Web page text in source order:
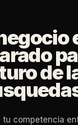
de
tu competencia